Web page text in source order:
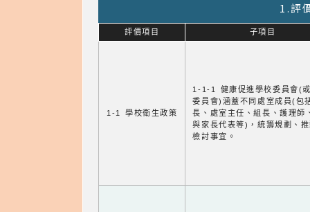
1.評
評價項目 子項目
1-1 學校衛生政策
1-1-1 健康促進學校委員會(
委員會)涵蓋不同處室成員(包
長、處室主任、組長、護理師
與家長代表等)，統籌規劃、
檢討事宜。